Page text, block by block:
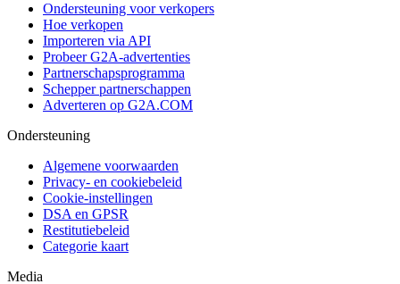
Ondersteuning voor verkopers
Hoe verkopen
Importeren via API
Probeer G2A-advertenties
Partnerschapsprogramma
Schepper partnerschappen
Adverteren op G2A.COM
Ondersteuning
Algemene voorwaarden
Privacy- en cookiebeleid
Cookie-instellingen
DSA en GPSR
Restitutiebeleid
Categorie kaart
Media